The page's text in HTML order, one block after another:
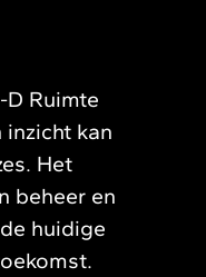
Ruimte
kan
Het
beheer en
huidige